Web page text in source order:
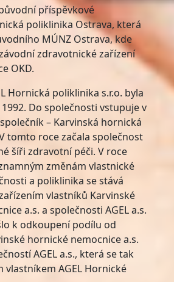
příspěvkové
poliklinika Ostrava, která
MÚNZ Ostrava, kde
zdravotnické zařízení
OKD.
Hornická poliklinika s.r.o. byla
Do společnosti vstupuje v
– Karvinská hornická
tomto roce začala společnost
šíři zdravotní péči. V roce
změnám vlastnické
a poliklinika se stává
vlastníků Karvinské
a.s. a společnosti AGEL a.s.
k odkoupení podílu od
hornické nemocnice a.s.
AGEL a.s., která se tak
AGEL Hornické